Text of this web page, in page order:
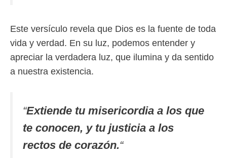
Este versículo revela que Dios es la fuente de toda
vida y verdad. En su luz, podemos entender y
apreciar la verdadera luz, que ilumina y da sentido
a nuestra existencia.
“Extiende tu misericordia a los que
te conocen, y tu justicia a los
rectos de corazón.“